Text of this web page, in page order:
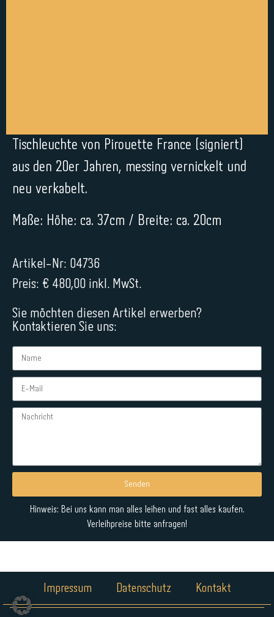
Tischleuchte von Pirouette France (signiert)
aus den 20er Jahren, messing vernickelt und
neu verkabelt.
Maße: Höhe: ca. 37cm / Breite: ca. 20cm
Artikel-Nr: 04736
Preis: € 480,00 inkl. MwSt.
Sie möchten diesen Artikel erwerben?
Kontaktieren Sie uns:
Senden
Alternative:
Hinweis: Bei uns kann man alles leihen und fast alles kaufen.
Verleihpreise bitte anfragen!
Impressum Datenschutz Kontakt